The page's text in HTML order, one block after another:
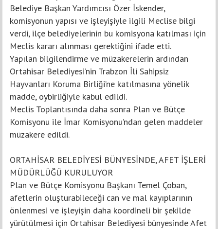
Belediye Başkan Yardımcısı Özer İskender,
komisyonun yapısı ve işleyişiyle ilgili Meclise bilgi
verdi, ilçe belediyelerinin bu komisyona katılması için
Meclis kararı alınması gerektiğini ifade etti.
Yapılan bilgilendirme ve müzakerelerin ardından
Ortahisar Belediyesi’nin Trabzon İli Sahipsiz
Hayvanları Koruma Birliği’ne katılmasına yönelik
madde, oybirliğiyle kabul edildi.
Meclis Toplantısında daha sonra Plan ve Bütçe
Komisyonu ile İmar Komisyonu’ndan gelen maddeler
müzakere edildi.
ORTAHİSAR BELEDİYESİ BÜNYESİNDE, AFET İŞLERİ
MÜDÜRLÜĞÜ KURULUYOR
Plan ve Bütçe Komisyonu Başkanı Temel Çoban,
afetlerin oluşturabileceği can ve mal kayıplarının
önlenmesi ve işleyişin daha koordineli bir şekilde
yürütülmesi için Ortahisar Belediyesi bünyesinde Afet